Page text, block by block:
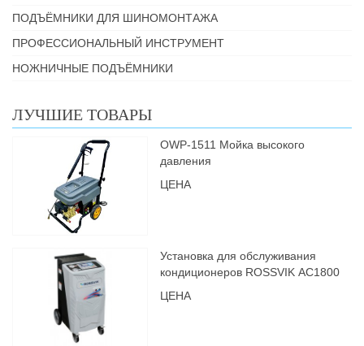
ПОДЪЁМНИКИ ДЛЯ ШИНОМОНТАЖА
ПРОФЕССИОНАЛЬНЫЙ ИНСТРУМЕНТ
НОЖНИЧНЫЕ ПОДЪЁМНИКИ
ЛУЧШИЕ ТОВАРЫ
OWP-1511 Мойка высокого
давления
ЦЕНА
Установка для обслуживания
кондиционеров ROSSVIK АС1800
ЦЕНА